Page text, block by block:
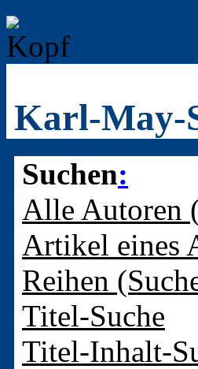
Karl-May-
Suchen:
Alle Autoren
Artikel eines
Reihen
Titel-Suche
Titel-Inhalt-